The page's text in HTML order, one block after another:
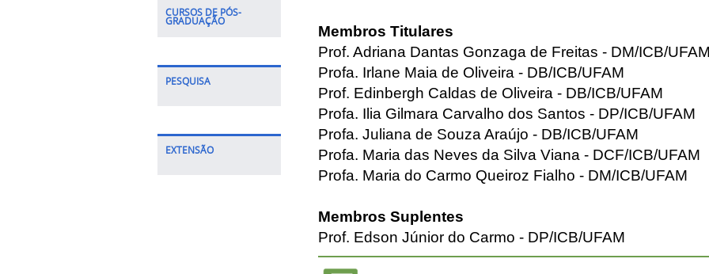
CURSOS DE PÓS-
GRADUAÇÃO
PESQUISA
EXTENSÃO
Membros Titulares
Prof. Adriana Dantas Gonzaga de Freitas - DM/ICB/
Profa. Irlane Maia de Oliveira - DB/ICB/UFAM
Prof. Edinbergh Caldas de Oliveira - DB/ICB/UFAM
Profa. Ilia Gilmara Carvalho dos Santos - DP/ICB/UFAM
Profa. Juliana de Souza Araújo - DB/ICB/UFAM
Profa. Maria das Neves da Silva Viana - DCF/ICB/UFAM
Profa. Maria do Carmo Queiroz Fialho - DM/ICB/UFAM
Membros Suplentes
Prof. Edson Júnior do Carmo - DP/ICB/UFAM